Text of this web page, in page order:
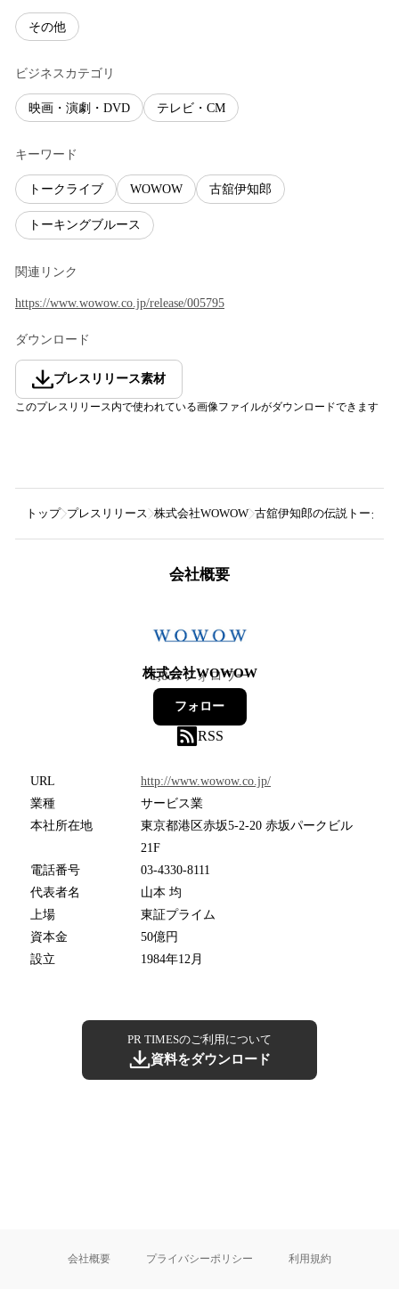
その他
ビジネスカテゴリ
映画・演劇・DVD テレビ・CM
キーワード
トークライブ WOWOW 古舘伊知郎
トーキングブルース
関連リンク
https://www.wowow.co.jp/release/005795
ダウンロード
プレスリリース素材
このプレスリリース内で使われている画像ファイルがダウンロードできます
トップ プレスリリース 株式会社WOWOW 古舘伊知郎の伝説トークラ
会社概要
株式会社WOWOW
1,857フォロワー
フォロー
RSS
URL
http://www.wowow.co.jp/
業種
サービス業
本社所在地
東京都港区赤坂5-2-20 赤坂パークビル
21F
電話番号
03-4330-8111
代表者名
山本 均
上場
東証プライム
資本金
50億円
設立
1984年12月
PR TIMESのご利用について
資料をダウンロード
会社概要 プライバシーポリシー 利用規約